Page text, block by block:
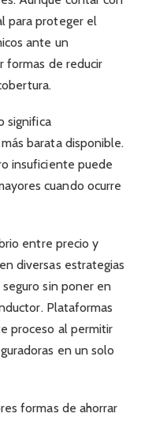
para proteger el
ante un
formas de reducir
significa
barata disponible.
insuficiente puede
cuando ocurre
entre precio y
diversas estrategias
sin poner en
Plataformas
proceso al permitir
en un solo
formas de ahorrar